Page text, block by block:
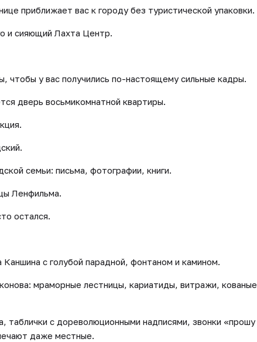
приближает вас к городу без туристической упаковки.
и сияющий Лахта Центр.
у вас получились по-настоящему сильные кадры.
дверь восьмикомнатной квартиры.
семьи: письма, фотографии, книги.
Ленфильма.
остался.
с голубой парадной, фонтаном и камином.
мраморные лестницы, кариатиды, витражи, кованые
с дореволюционными надписями, звонки «прошу
даже местные.